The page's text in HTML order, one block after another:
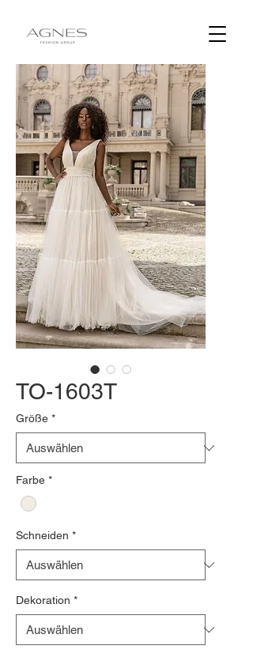
TO-1603T
Größe *
Farbe *
Schneiden *
Dekoration *